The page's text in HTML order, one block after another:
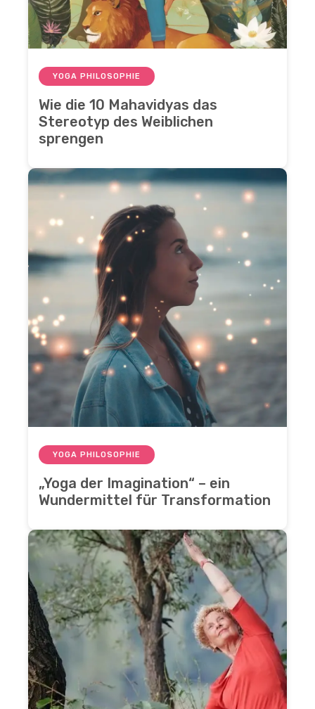
YOGA PHILOSOPHIE
Wie die 10 Mahavidyas das
Stereotyp des Weiblichen
sprengen
YOGA PHILOSOPHIE
„Yoga der Imagination“ – ein
Wundermittel für Transformation